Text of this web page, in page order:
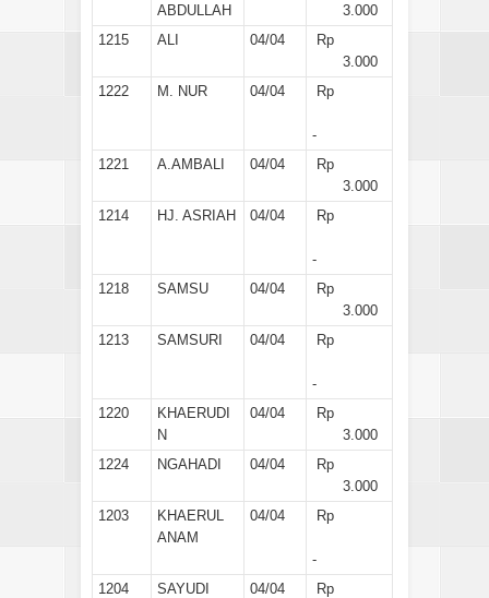
ABDULLAH
3.000
1215
ALI 04/04
Rp
3.000
1222
M. NUR 04/04 Rp
-
1221
A.AMBALI 04/04
Rp
3.000
1214
HJ. ASRIAH 04/04 Rp
-
1218
SAMSU 04/04
Rp
3.000
1213
SAMSURI 04/04 Rp
-
1220
KHAERUDI
N
04/04
Rp
3.000
1224
NGAHADI 04/04
Rp
3.000
1203
KHAERUL
ANAM
04/04 Rp
-
1204
SAYUDI 04/04
Rp